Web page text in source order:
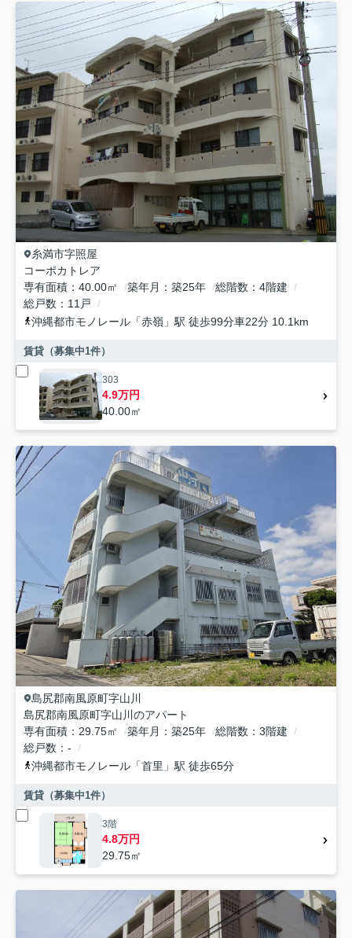
糸満市字照屋
コーポカトレア
専有面積
40.00㎡ 築年月 築25年 総階数
4階建
総戸数
11戸
沖縄都市モノレール 「赤嶺 」駅 徒歩99分車22分 10.1km
賃貸（募集中1件）
303
4.9万円
40.00㎡
島尻郡南風原町字山川
島尻郡南風原町字山川のアパート
専有面積
29.75㎡ 築年月 築25年 総階数
3階建
総戸数
-
沖縄都市モノレール 「首里 」駅 徒歩65分
賃貸（募集中1件）
3階
4.8万円
29.75㎡